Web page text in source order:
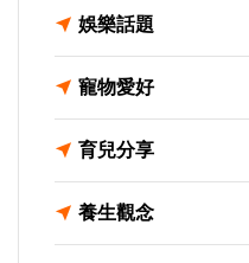
娛樂話題
寵物愛好
育兒分享
養生觀念